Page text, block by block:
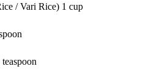
/ Vari Rice) 1 cup